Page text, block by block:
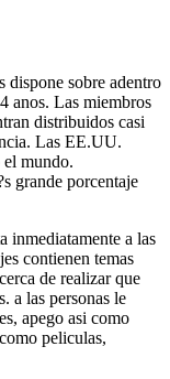
dispone sobre adentro
anos. Las miembros
distribuidos casi
Las EE.UU.
el mundo.
grande porcentaje
inmediatamente a las
contienen temas
de realizar que
a las personas le
apego asi­ como
peliculas,